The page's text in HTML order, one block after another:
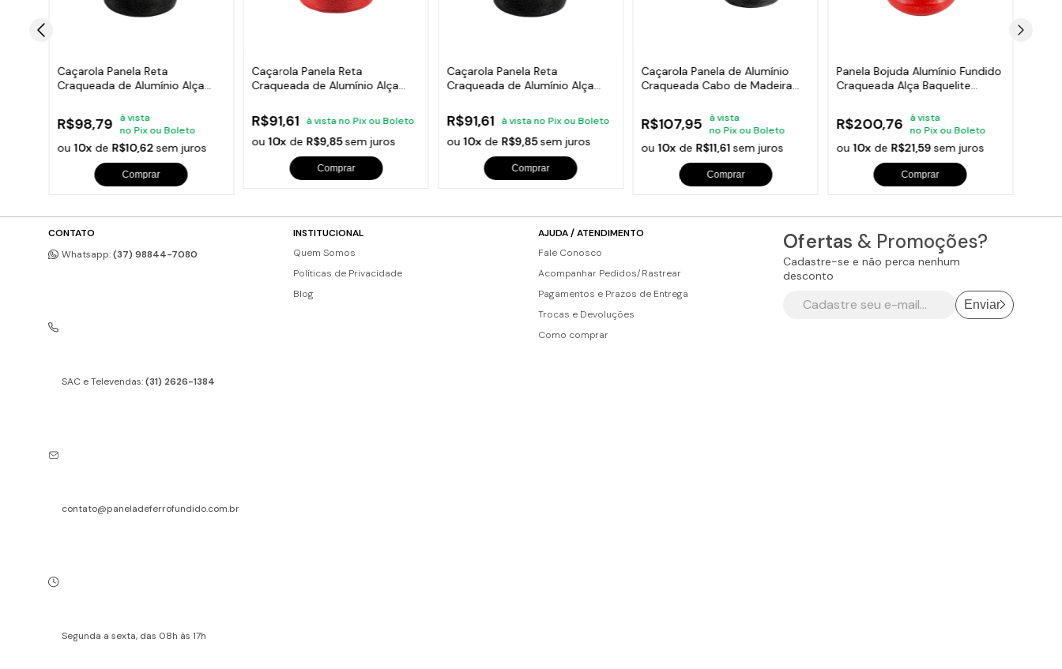
Caçarola Panela Reta
Craqueada de Alumínio Alça
R$98,79
à vista
no Pix ou Boleto
ou10x de R$10,62sem juros
Comprar
Caçarola Panela Reta
Craqueada de Alumínio Alça
R$91,61 à vista no Pix ou Boleto
ou10x de R$9,85sem juros
Comprar
Caçarola Panela Reta
Craqueada de Alumínio Alça
R$91,61 à vista no Pix ou Boleto
ou10x de R$9,85sem juros
Comprar
Caçarola Panela de Alumínio
Craqueada Cabo de Madeira
R$107,95
à vista
no Pix ou Boleto
ou10x de R$11,61sem juros
Comprar
Panela Bojuda Alumínio Fundido
Craqueada Alça Baquelite
R$200,76
à vista
no Pix ou Boleto
ou10x de R$21,59sem juros
Comprar
CONTATO
Whatsapp:(37) 98844-7080
SAC e Televendas:(31) 2626-1384
contato@paneladeferrofundido.com.br
Segunda a sexta, das 08h às 17h
INSTITUCIONAL
Quem Somos
Políticas de Privacidade
Blog
AJUDA / ATENDIMENTO
Fale Conosco
Acompanhar Pedidos/Rastrear
Pagamentos e Prazos de Entrega
Trocas e Devoluções
Como comprar
Ofertas & Promoções?
Cadastre-se e não perca nenhum
desconto
Enviar